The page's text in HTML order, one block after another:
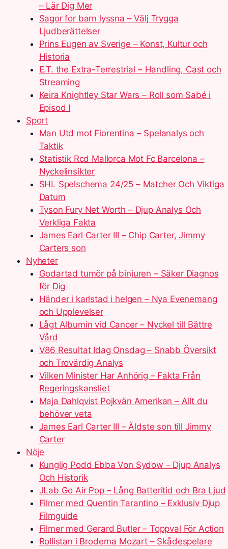
– Lär Dig Mer
Sagor for barn lyssna – Välj Trygga
Ljudberättelser
Prins Eugen av Sverige – Konst, Kultur och
Historia
E.T. the Extra-Terrestrial – Handling, Cast och
Streaming
Keira Knightley Star Wars – Roll som Sabé i
Episod I
Sport
Man Utd mot Fiorentina – Spelanalys och
Taktik
Statistik Rcd Mallorca Mot Fc Barcelona –
Nyckelinsikter
SHL Spelschema 24/25 – Matcher Och Viktiga
Datum
Tyson Fury Net Worth – Djup Analys Och
Verkliga Fakta
James Earl Carter III – Chip Carter, Jimmy
Carters son
Nyheter
Godartad tumör på binjuren – Säker Diagnos
för Dig
Händer i karlstad i helgen – Nya Evenemang
och Upplevelser
Lågt Albumin vid Cancer – Nyckel till Bättre
Vård
V86 Resultat Idag Onsdag – Snabb Översikt
och Trovärdig Analys
Vilken Minister Har Anhörig – Fakta Från
Regeringskansliet
Maja Dahlqvist Pojkvän Amerikan – Allt du
behöver veta
James Earl Carter III – Äldste son till Jimmy
Carter
Nöje
Kunglig Podd Ebba Von Sydow – Djup Analys
Och Historik
JLab Go Air Pop – Lång Batteritid och Bra Ljud
Filmer med Quentin Tarantino – Exklusiv Djup
Filmguide
Filmer med Gerard Butler – Toppval För Action
Rollistan i Broderna Mozart – Skådespelare